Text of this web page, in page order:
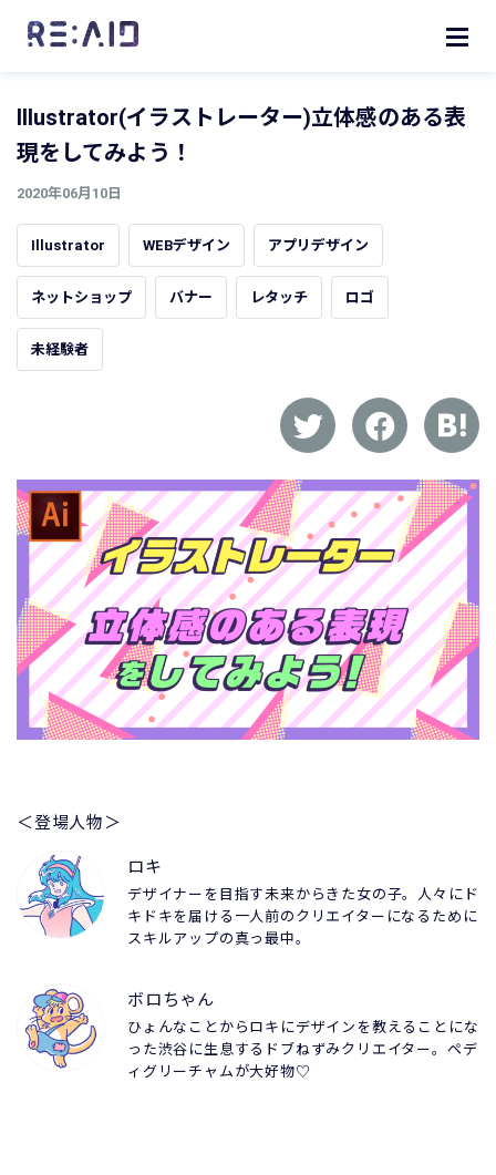
Illustrator(イラストレーター)立体感のある表
現をしてみよう！
2020年06月10日
Illustrator WEBデザイン アプリデザイン
ネットショップ バナー レタッチ ロゴ
未経験者
＜登場人物＞
ロキ
デザイナーを目指す未来からきた女の子。人々にド
キドキを届ける一人前のクリエイターになるために
スキルアップの真っ最中。
ボロちゃん
ひょんなことからロキにデザインを教えることにな
った渋谷に生息するドブねずみクリエイター。ペデ
ィグリーチャムが大好物♡